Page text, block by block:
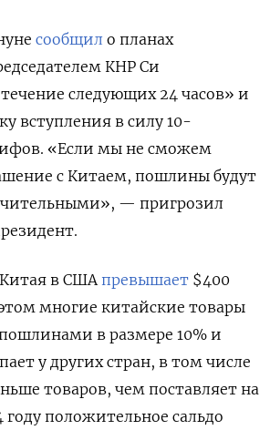
сообщил о планах
КНР Си
следующих 24 часов» и
вступления в силу 10-
«Если мы не сможем
с Китаем, пошлины будут
— пригрозил
в США превышает $400
многие китайские товары
в размере 10% и
у других стран, в том числе
товаров, чем поставляет на
положительное сальдо